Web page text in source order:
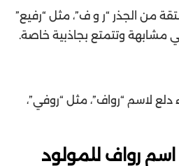
من الجذر “ر و ف”، مثل “رفيع”
مشابهة وتتمتع بجاذبية خاصة.
لاسم “رواف”، مثل “روفي”،
اسم رواف للمولود